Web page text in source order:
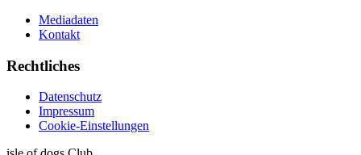
Mediadaten
Kontakt
Rechtliches
Datenschutz
Impressum
Cookie-Einstellungen